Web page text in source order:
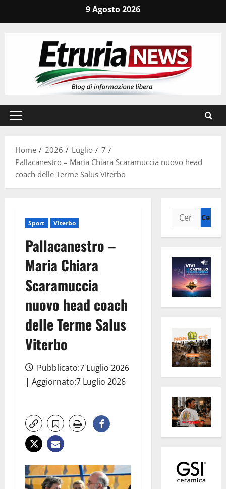
9 Agosto 2026
Menu
Home
2026 Luglio
7
Pallacanestro – Maria Chiara Scaramuccia nuovo head
coach delle Terme Salus Viterbo
Sport Viterbo
Pallacanestro –
Maria Chiara
Scaramuccia
nuovo head coach
delle Terme Salus
Viterbo
Pubblicato:7 Luglio 2026
| Aggiornato:7 Luglio 2026
Ricerca
per: